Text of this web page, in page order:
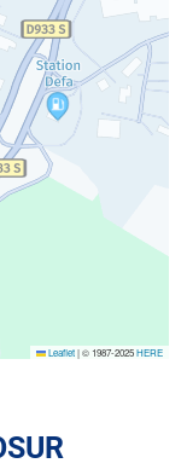
Leaflet|© 1987-2025HERE